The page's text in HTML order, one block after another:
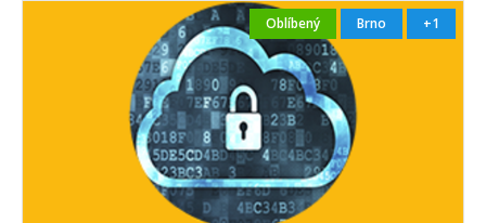
Oblíbený Brno +1